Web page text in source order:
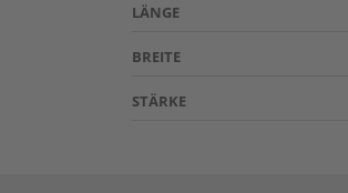
LÄNGE
BREITE
STÄRKE